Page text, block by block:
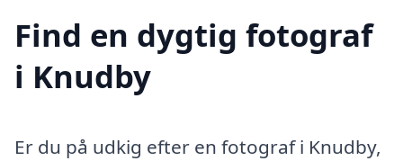
Find en dygtig fotograf
i Knudby
Er du på udkig efter en fotograf i Knudby,